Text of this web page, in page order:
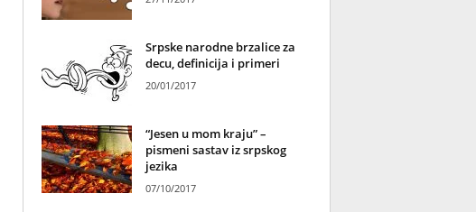
Srpske narodne brzalice za
decu, definicija i primeri
20/01/2017
“Jesen u mom kraju” –
pismeni sastav iz srpskog
jezika
07/10/2017